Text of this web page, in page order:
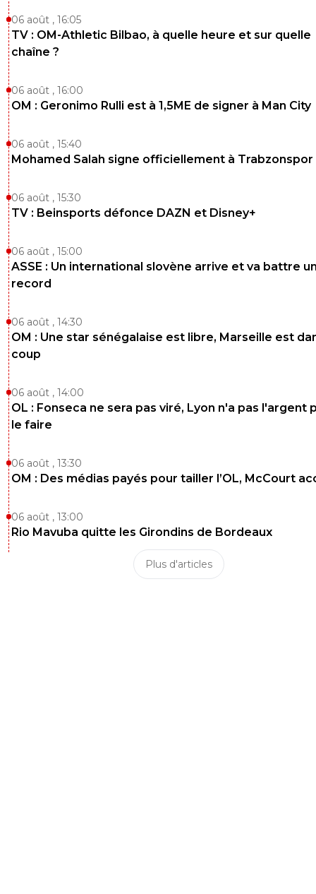
06 août , 16:05
TV : OM-Athletic Bilbao, à quelle heure et sur quelle
chaîne ?
06 août , 16:00
OM : Geronimo Rulli est à 1,5ME de signer à Man City
06 août , 15:40
Mohamed Salah signe officiellement à Trabzonspor
06 août , 15:30
TV : Beinsports défonce DAZN et Disney+
06 août , 15:00
ASSE : Un international slovène arrive et va battre
record
06 août , 14:30
OM : Une star sénégalaise est libre, Marseille est
coup
06 août , 14:00
OL : Fonseca ne sera pas viré, Lyon n'a pas l'argent
le faire
06 août , 13:30
OM : Des médias payés pour tailler l’OL, McCourt
06 août , 13:00
Rio Mavuba quitte les Girondins de Bordeaux
Plus d'articles